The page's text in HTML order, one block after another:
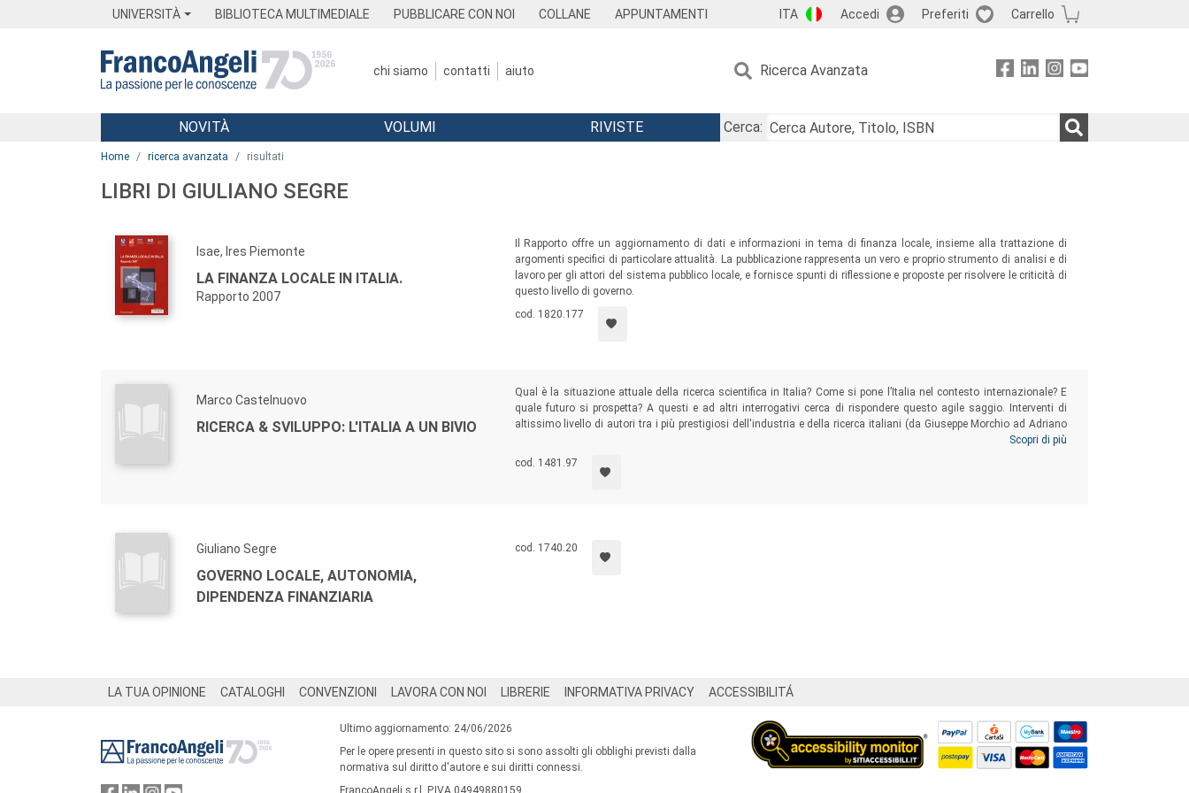
UNIVERSITÀ BIBLIOTECA MULTIMEDIALE PUBBLICARE CON NOI COLLANE APPUNTAMENTI ITA Accedi Preferiti Carrello
chi siamo contatti aiuto Ricerca Avanzata
Menu
NOVITÀ VOLUMI RIVISTE
Cerca:
Home ricerca avanzata risultati
LIBRI DI GIULIANO SEGRE
Isae, Ires Piemonte
LA FINANZA LOCALE IN ITALIA.
Rapporto 2007
Il Rapporto offre un aggiornamento di dati e informazioni in tema di finanza locale, insieme alla trattazione di
argomenti specifici di particolare attualità. La pubblicazione rappresenta un vero e proprio strumento di analisi e di
lavoro per gli attori del sistema pubblico locale, e fornisce spunti di riflessione e proposte per risolvere le criticità di
questo livello di governo.
cod. 1820.177
Marco Castelnuovo
RICERCA & SVILUPPO: L'ITALIA A UN BIVIO
Qual è la situazione attuale della ricerca scientifica in Italia? Come si pone l’Italia nel contesto internazionale? E
quale futuro si prospetta? A questi e ad altri interrogativi cerca di rispondere questo agile saggio. Interventi di
altissimo livello di autori tra i più prestigiosi dell'industria e della ricerca italiani (da Giuseppe Morchio ad Adriano
De Maio, da Salvatore Piattelli Palmarini a Riccardo Chiaberge, da Luca Beltrami Gadola a Franco Morganti).Scopri di più
cod. 1481.97
Giuliano Segre
GOVERNO LOCALE, AUTONOMIA,
DIPENDENZA FINANZIARIA
cod. 1740.20
LA TUA OPINIONE CATALOGHI CONVENZIONI LAVORA CON NOI LIBRERIE INFORMATIVA PRIVACY ACCESSIBILITÁ
Ultimo aggiornamento: 24/06/2026
Per le opere presenti in questo sito si sono assolti gli obblighi previsti dalla
normativa sul diritto d'autore e sui diritti connessi.
FrancoAngeli s.r.l. P.IVA 04949880159